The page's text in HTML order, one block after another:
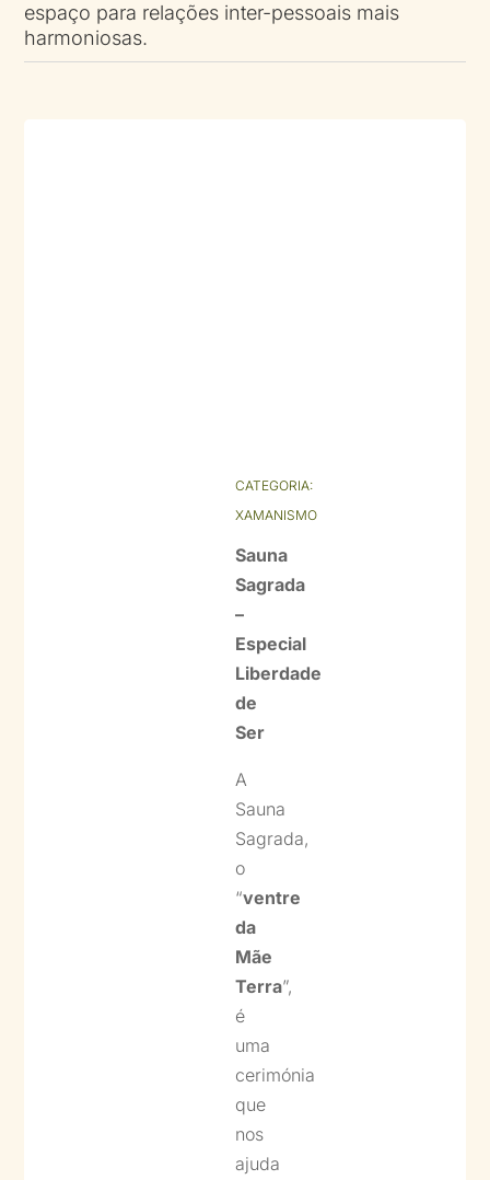
espaço para relações inter-pessoais mais
harmoniosas.
CATEGORIA:
XAMANISMO
Sauna
Sagrada
–
Especial
Liberdade
de
Ser
A
Sauna
Sagrada,
o
“ventre
da
Mãe
Terra”,
é
uma
cerimónia
que
nos
ajuda